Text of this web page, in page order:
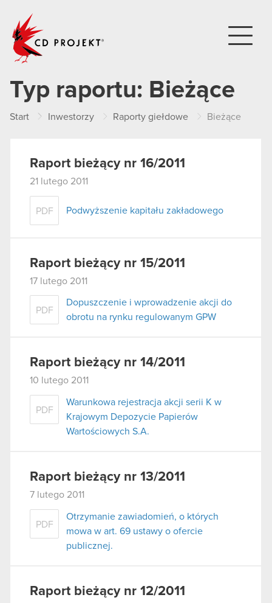
Typ raportu: Bieżące
Start Inwestorzy Raporty giełdowe Bieżące
Raport bieżący nr 16/2011
21 lutego 2011
PDF Podwyższenie kapitału zakładowego
Raport bieżący nr 15/2011
17 lutego 2011
PDF
Dopuszczenie i wprowadzenie akcji do
obrotu na rynku regulowanym GPW
Raport bieżący nr 14/2011
10 lutego 2011
PDF
Warunkowa rejestracja akcji serii K w
Krajowym Depozycie Papierów
Wartościowych S.A.
Raport bieżący nr 13/2011
7 lutego 2011
PDF
Otrzymanie zawiadomień, o których
mowa w art. 69 ustawy o ofercie
publicznej.
Raport bieżący nr 12/2011